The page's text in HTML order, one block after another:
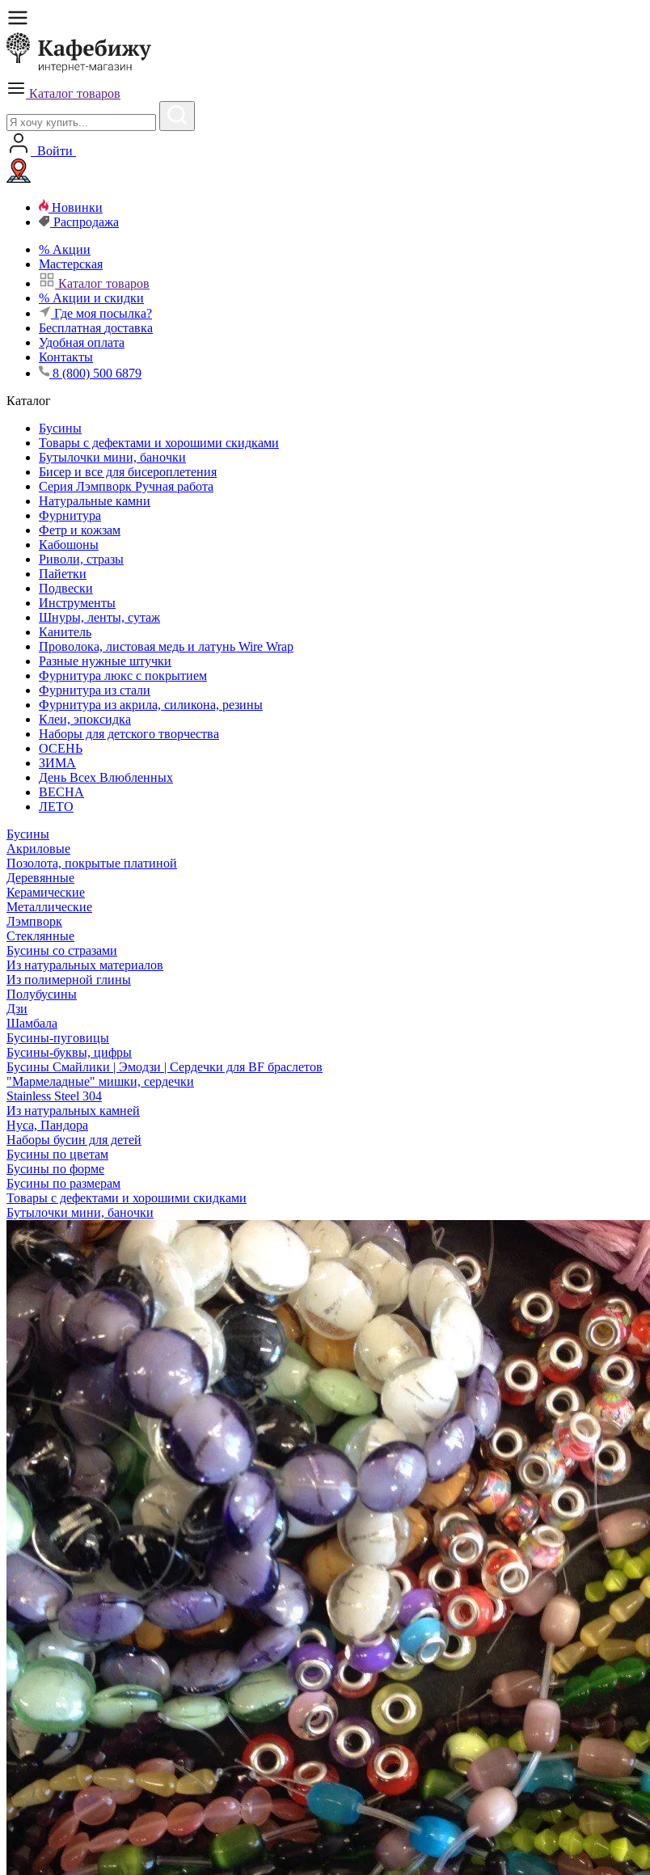
Каталог товаров
Войти
Новинки
Распродажа
% Акции
Мастерская
Каталог товаров
% Акции и скидки
Где моя посылка?
Бесплатная доставка
Удобная оплата
Контакты
8 (800) 500 6879
Каталог
Бусины
Товары с дефектами и хорошими скидками
Бутылочки мини, баночки
Бисер и все для бисероплетения
Серия Лэмпворк Ручная работа
Натуральные камни
Фурнитура
Фетр и кожзам
Кабошоны
Риволи, стразы
Пайетки
Подвески
Инструменты
Шнуры, ленты, сутаж
Канитель
Проволока, листовая медь и латунь Wire Wrap
Разные нужные штучки
Фурнитура люкс с покрытием
Фурнитура из стали
Фурнитура из акрила, силикона, резины
Клеи, эпоксидка
Наборы для детского творчества
ОСЕНЬ
ЗИМА
День Всех Влюбленных
ВЕСНА
ЛЕТО
Бусины
Акриловые
Позолота, покрытые платиной
Деревянные
Керамические
Металлические
Лэмпворк
Стеклянные
Бусины со стразами
Из натуральных материалов
Из полимерной глины
Полубусины
Дзи
Шамбала
Бусины-пуговицы
Бусины-буквы, цифры
Бусины Смайлики | Эмодзи | Сердечки для BF браслетов
"Мармеладные" мишки, сердечки
Stainless Steel 304
Из натуральных камней
Нуса, Пандора
Наборы бусин для детей
Бусины по цветам
Бусины по форме
Бусины по размерам
Товары с дефектами и хорошими скидками
Бутылочки мини, баночки